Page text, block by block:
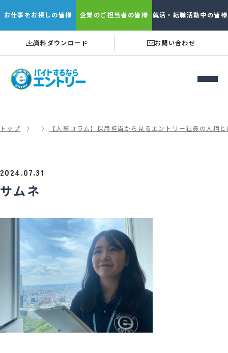
お仕事をお探しの皆様 企業のご担当者の皆様 就活・転職活動中の皆様
資料ダウンロード お問い合わせ
トップ 【人事コラム】採用担当から見るエントリー社員の人柄
2024.07.31
サムネ